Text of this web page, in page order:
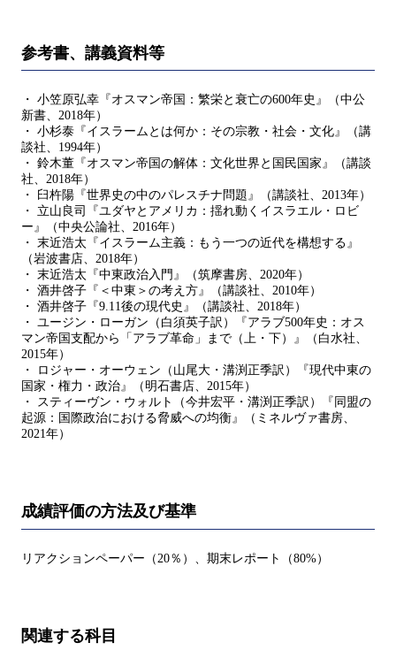
参考書、講義資料等
・ 小笠原弘幸『オスマン帝国：繁栄と衰亡の600年史』（中公
新書、2018年）
・ 小杉泰『イスラームとは何か：その宗教・社会・文化』（講
談社、1994年）
・ 鈴木董『オスマン帝国の解体：文化世界と国民国家』（講談
社、2018年）
・ 臼杵陽『世界史の中のパレスチナ問題』（講談社、2013年）
・ 立山良司『ユダヤとアメリカ：揺れ動くイスラエル・ロビ
ー』（中央公論社、2016年）
・ 末近浩太『イスラーム主義：もう一つの近代を構想する』
（岩波書店、2018年）
・ 末近浩太『中東政治入門』（筑摩書房、2020年）
・ 酒井啓子『＜中東＞の考え方』（講談社、2010年）
・ 酒井啓子『9.11後の現代史』（講談社、2018年）
・ ユージン・ローガン（白須英子訳）『アラブ500年史：オス
マン帝国支配から「アラブ革命」まで（上・下）』（白水社、
2015年）
・ ロジャー・オーウェン（山尾大・溝渕正季訳）『現代中東の
国家・権力・政治』（明石書店、2015年）
・ スティーヴン・ウォルト（今井宏平・溝渕正季訳）『同盟の
起源：国際政治における脅威への均衡』（ミネルヴァ書房、
2021年）
成績評価の方法及び基準
リアクションペーパー（20％）、期末レポート（80%）
関連する科目